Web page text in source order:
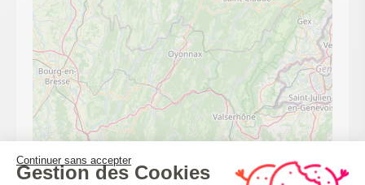
Continuer sans accepter
Gestion des Cookies